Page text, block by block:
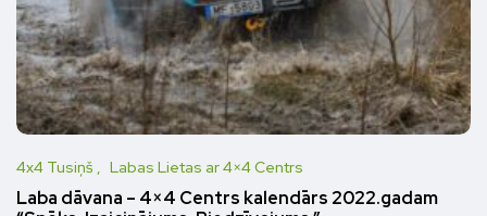
4x4 Tusiņš Labas Lietas ar 4×4 Centrs
Laba dāvana – 4×4 Centrs kalendārs 2022.gadam